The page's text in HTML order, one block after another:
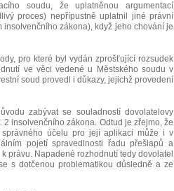
soudu, že uplatněnou argumentací
proces) nepřípustně uplatnil jiné právní
zákona), když jeho chování je
pro které byl vydán zprošťující rozsudek
ve věci vedené u Městského soudu v
soud provedl i důkazy, jejichž provedení
zabývat se souladností dovolatelovy
insolvenčního zákona. Odtud je zřejmo, že
účelu pro její aplikaci může i v
pojetí spravedlnosti řadu přešlapů a
právu. Napadené rozhodnutí tedy dovolatel
s dotčenou problematikou důsledně a ze